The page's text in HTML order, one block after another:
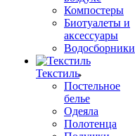
Компостеры
Биотуалеты и
аксессуары
Водосборники
Текстиль
Постельное
белье
Одеяла
Полотенца